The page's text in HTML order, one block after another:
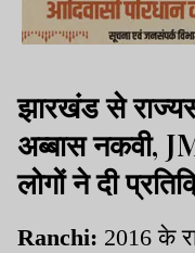
झारखंड से
अब्बास नकवी,
लोगों ने दी
Ranchi: 2016 के